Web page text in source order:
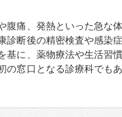
腹痛、発熱といった急な
診断後の精密検査や感染
基に、薬物療法や生活習
の窓口となる診療科でも